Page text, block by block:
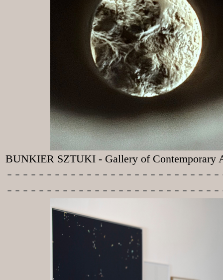
BUNKIER SZTUKI - Gallery of Contemporary
-----------